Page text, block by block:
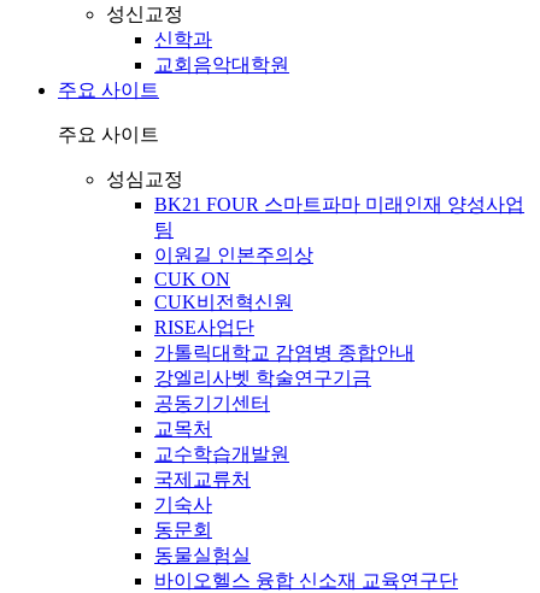
성신교정
신학과
교회음악대학원
주요 사이트
주요 사이트
성심교정
BK21 FOUR 스마트파마 미래인재 양성사업
팀
이원길 인본주의상
CUK ON
CUK비전혁신원
RISE사업단
가톨릭대학교 감염병 종합안내
강엘리사벳 학술연구기금
공동기기센터
교목처
교수학습개발원
국제교류처
기숙사
동문회
동물실험실
바이오헬스 융합 신소재 교육연구단